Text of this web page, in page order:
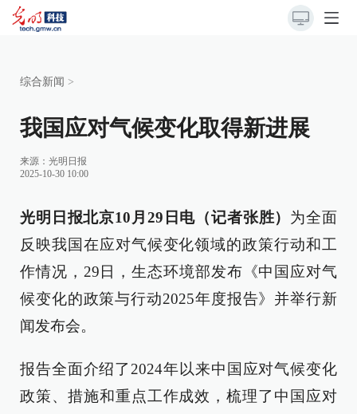
综合新闻 >
我国应对气候变化取得新进展
来源： 光明日报
2025-10-30 10:00
光明日报北京10月29日电（记者张胜） 为全面
反映我国在应对气候变化领域的政策行动和工
作情况，29日，生态环境部发布《中国应对气
候变化的政策与行动2025年度报告》并举行新
闻发布会。
报告全面介绍了2024年以来中国应对气候变化
政策、措施和重点工作成效，梳理了中国应对